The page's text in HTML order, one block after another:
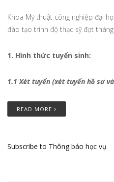
Khoa Mỹ thuật công nghiệp đại
đào tạo trình độ thạc sỹ đợt
1. Hình thức tuyển sinh:
1.1 Xét tuyển (xét tuyển hồ sơ
READ MORE
Subscribe to Thông báo học vụ